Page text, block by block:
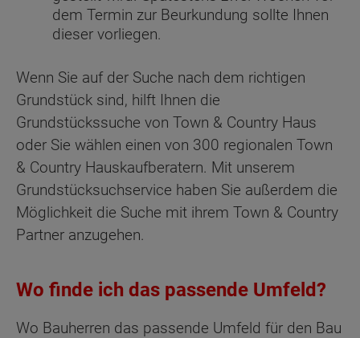
dem Termin zur Beurkundung sollte Ihnen
dieser vorliegen.
Wenn Sie auf der Suche nach dem richtigen
Grundstück sind, hilft Ihnen die
Grundstückssuche von Town & Country Haus
oder Sie wählen einen von 300 regionalen Town
& Country Hauskaufberatern. Mit unserem
Grundstücksuchservice haben Sie außerdem die
Möglichkeit die Suche mit ihrem Town & Country
Partner anzugehen.
Wo finde ich das passende Umfeld?
Wo Bauherren das passende Umfeld für den Bau